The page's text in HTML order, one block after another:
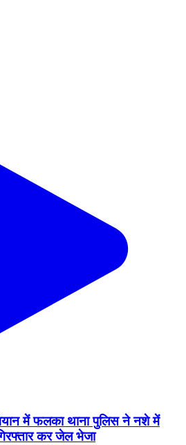
में फलका थाना पुलिस ने नशे में
कर जेल भेजा